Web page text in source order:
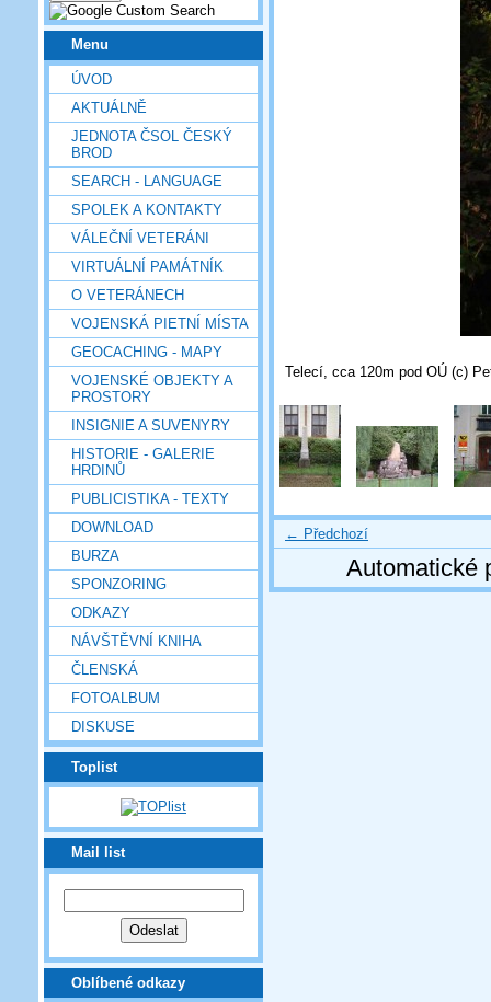
Menu
ÚVOD
AKTUÁLNĚ
JEDNOTA ČSOL ČESKÝ
BROD
SEARCH - LANGUAGE
SPOLEK A KONTAKTY
VÁLEČNÍ VETERÁNI
VIRTUÁLNÍ PAMÁTNÍK
O VETERÁNECH
VOJENSKÁ PIETNÍ MÍSTA
GEOCACHING - MAPY
VOJENSKÉ OBJEKTY A
PROSTORY
INSIGNIE A SUVENYRY
HISTORIE - GALERIE
HRDINŮ
PUBLICISTIKA - TEXTY
DOWNLOAD
BURZA
SPONZORING
ODKAZY
NÁVŠTĚVNÍ KNIHA
ČLENSKÁ
FOTOALBUM
DISKUSE
Toplist
Mail list
Oblíbené odkazy
Telecí, cca 120m pod OÚ (c)
← Předchozí
Automatické